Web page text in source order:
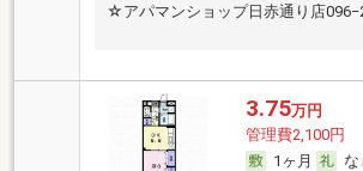
☆アパマンショップ日赤通り店
3.75万円
管理費2,100円
1ヶ月
な